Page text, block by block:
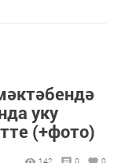
уку
(+фото)